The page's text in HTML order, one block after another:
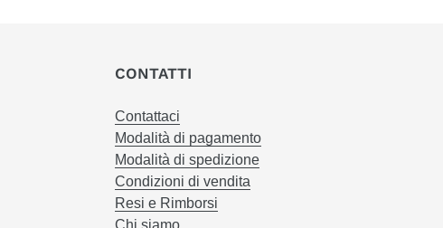
CONTATTI
Contattaci
Modalità di pagamento
Modalità di spedizione
Condizioni di vendita
Resi e Rimborsi
Chi siamo